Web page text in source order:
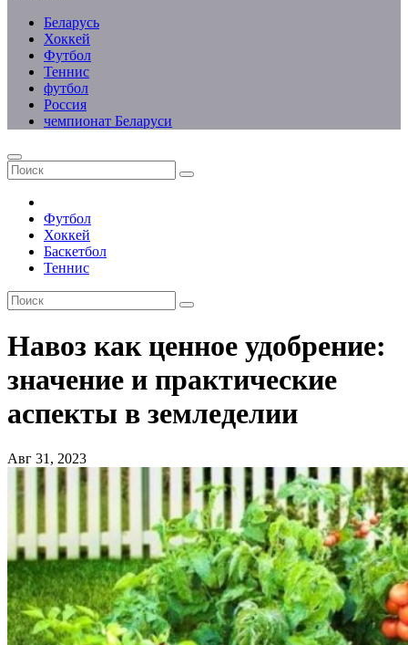
Беларусь
Хоккей
Футбол
Теннис
футбол
Россия
чемпионат Беларуси
Футбол
Хоккей
Баскетбол
Теннис
Навоз как ценное удобрение:
значение и практические
аспекты в земледелии
Авг 31, 2023